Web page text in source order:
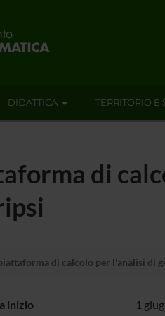
DIDATTICA TERRITORIO E
di
di calcolo per l'analisi di
inizio
1